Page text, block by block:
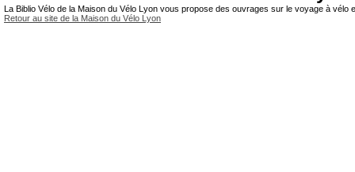
La Biblio Vélo de la Maison du Vélo Lyon vous propose des ouvrages sur le voyage à
Retour au site de la Maison du Vélo Lyon